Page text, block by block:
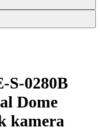
S-0280B
Dome
kamera